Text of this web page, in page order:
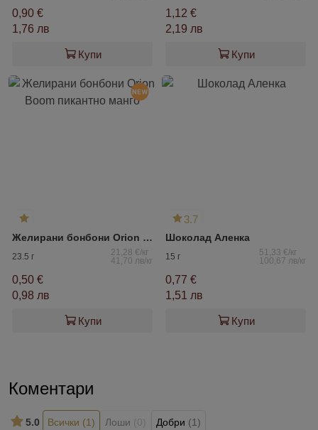
0,90 €
1,76 лв
Купи
1,12 €
2,19 лв
Купи
Желирани бонбони Orion Boom пикантно манго
23.5 г
21,28 €/кг
41,70 лв/кг
0,50 €
0,98 лв
Купи
3.7
Шоколад Аленка
15 г
51,33 €/кг
100,67 лв/кг
0,77 €
1,51 лв
Купи
Коментари
5.0 Всички (1) Лоши (0) Добри (1)